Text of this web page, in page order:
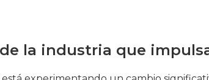
la industria que